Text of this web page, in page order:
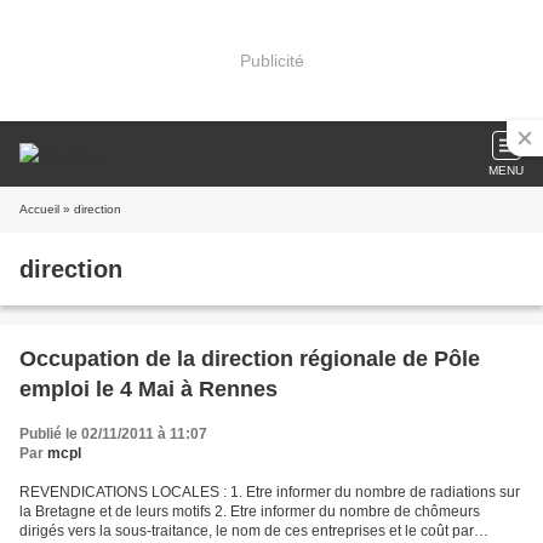
Publicité
MENU
Accueil » direction
direction
Occupation de la direction régionale de Pôle
emploi le 4 Mai à Rennes
Publié le 02/11/2011 à 11:07
Par mcpl
REVENDICATIONS LOCALES : 1. Etre informer du nombre de radiations sur
la Bretagne et de leurs motifs 2. Etre informer du nombre de chômeurs
dirigés vers la sous-traitance, le nom de ces entreprises et le coût par